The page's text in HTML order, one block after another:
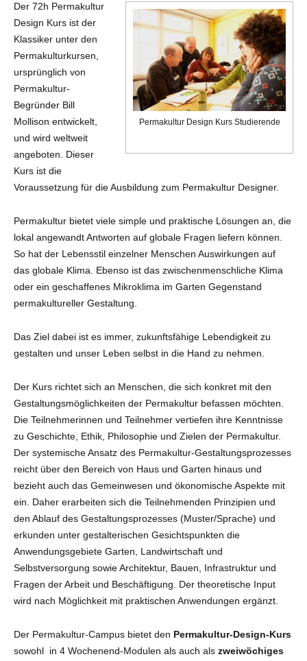
Permakultur Design Kurs Studierende
Der 72h Permakultur
Design Kurs ist der
Klassiker unter den
Permakulturkursen,
ursprünglich von
Permakultur-
Begründer Bill
Mollison entwickelt,
und wird weltweit
angeboten. Dieser
Kurs ist die
Voraussetzung für die Ausbildung zum Permakultur Designer.
Permakultur bietet viele simple und praktische Lösungen an, die
lokal angewandt Antworten auf globale Fragen liefern können.
So hat der Lebensstil einzelner Menschen Auswirkungen auf
das globale Klima. Ebenso ist das zwischenmenschliche Klima
oder ein geschaffenes Mikroklima im Garten Gegenstand
permakultureller Gestaltung.
Das Ziel dabei ist es immer, zukunftsfähige Lebendigkeit zu
gestalten und unser Leben selbst in die Hand zu nehmen.
Der Kurs richtet sich an Menschen, die sich konkret mit den
Gestaltungsmöglichkeiten der Permakultur befassen möchten.
Die Teilnehmerinnen und Teilnehmer vertiefen ihre Kenntnisse
zu Geschichte, Ethik, Philosophie und Zielen der Permakultur.
Der systemische Ansatz des Permakultur-Gestaltungsprozesses
reicht über den Bereich von Haus und Garten hinaus und
bezieht auch das Gemeinwesen und ökonomische Aspekte mit
ein. Daher erarbeiten sich die Teilnehmenden Prinzipien und
den Ablauf des Gestaltungsprozesses (Muster/Sprache) und
erkunden unter gestalterischen Gesichtspunkten die
Anwendungsgebiete Garten, Landwirtschaft und
Selbstversorgung sowie Architektur, Bauen, Infrastruktur und
Fragen der Arbeit und Beschäftigung. Der theoretische Input
wird nach Möglichkeit mit praktischen Anwendungen ergänzt.
Der Permakultur-Campus bietet den Permakultur-Design-Kurs
sowohl in 4 Wochenend-Modulen als auch als zweiwöchiges